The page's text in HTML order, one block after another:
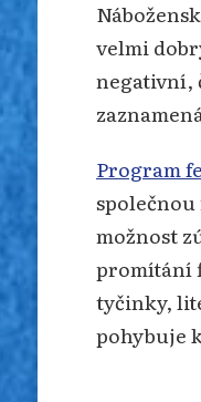
velmi
negativní,
Program
společnou
možnost
promítání
tyčinky,
pohybuje